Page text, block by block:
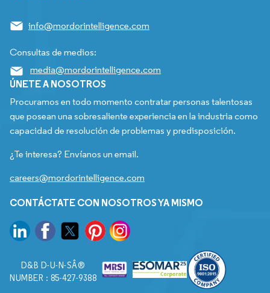
info@mordorintelligence.com
Consultas de medios:
media@mordorintelligence.com
ÚNETE A NOSOTROS
Procuramos en todo momento contratar personas talentosas
que posean una sobresaliente experiencia en la industria como
capacidad de resolución de problemas y predisposición.
¿Te interesa? Envíanos un email.
careers@mordorintelligence.com
CONTÁCTATE CON NOSOTROS YA MISMO
D&B D-U-N-SÂ®
NUMBER : 85-427-9388